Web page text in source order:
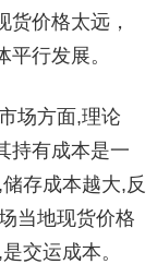
价格太远，
行发展。
场方面,理论
持有成本是一
存成本越大,反
当地现货价格
交运成本。